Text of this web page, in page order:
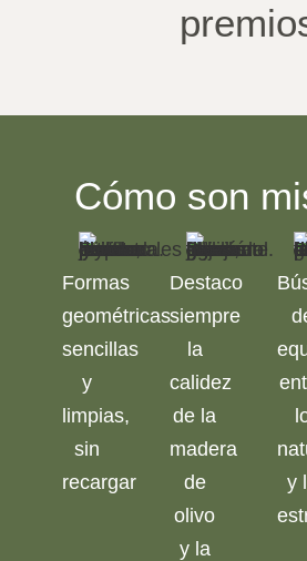
Cómo son
Formas
geométricas
sencillas
y
limpias,
sin
recargar
Destaco
siempre
la
calidez
de la
madera
de
olivo
y la
y